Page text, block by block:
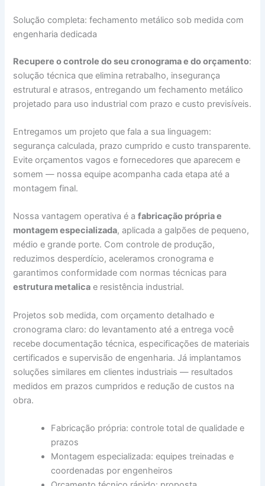
Solução completa: fechamento metálico sob medida com
engenharia dedicada
Recupere o controle do seu cronograma e do orçamento:
solução técnica que elimina retrabalho, insegurança
estrutural e atrasos, entregando um fechamento metálico
projetado para uso industrial com prazo e custo previsíveis.
Entregamos um projeto que fala a sua linguagem:
segurança calculada, prazo cumprido e custo transparente.
Evite orçamentos vagos e fornecedores que aparecem e
somem — nossa equipe acompanha cada etapa até a
montagem final.
Nossa vantagem operativa é afabricação própria e
montagem especializada, aplicada a galpões de pequeno,
médio e grande porte. Com controle de produção,
reduzimos desperdício, aceleramos cronograma e
garantimos conformidade com normas técnicas para
estrutura metalica e resistência industrial.
Projetos sob medida, com orçamento detalhado e
cronograma claro: do levantamento até a entrega você
recebe documentação técnica, especificações de materiais
certificados e supervisão de engenharia. Já implantamos
soluções similares em clientes industriais — resultados
medidos em prazos cumpridos e redução de custos na
obra.
Fabricação própria: controle total de qualidade e
prazos
Montagem especializada: equipes treinadas e
coordenadas por engenheiros